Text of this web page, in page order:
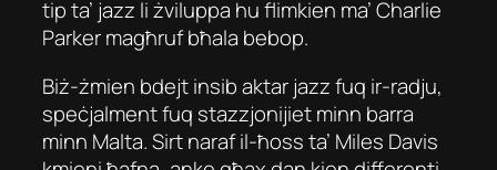
tip ta’ jazz li żviluppa hu flimkien ma’ Charlie
Parker magħruf bħala bebop.
Biż-żmien bdejt insib aktar jazz fuq ir-radju,
speċjalment fuq stazzjonijiet minn barra
minn Malta. Sirt naraf il-ħoss ta’ Miles Davis